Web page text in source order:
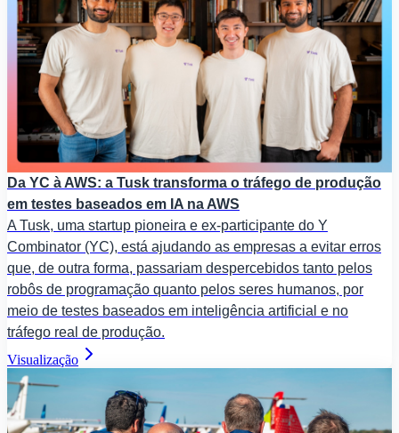
Da YC à AWS: a Tusk transforma o tráfego de produção
em testes baseados em IA na AWS
A Tusk, uma startup pioneira e ex-participante do Y
Combinator (YC), está ajudando as empresas a evitar erros
que, de outra forma, passariam despercebidos tanto pelos
robôs de programação quanto pelos seres humanos, por
meio de testes baseados em inteligência artificial e no
tráfego real de produção.
Visualização